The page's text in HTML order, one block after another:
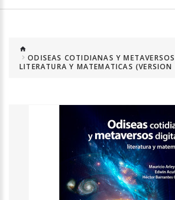
ODISEAS COTIDIANAS Y
LITERATURA Y MATEMATICAS (VERSION